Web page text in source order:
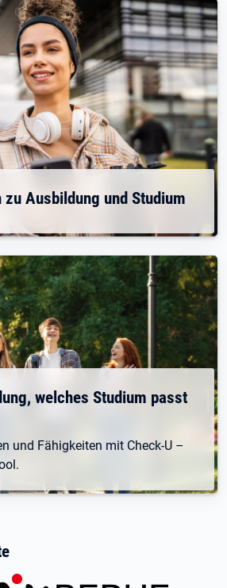
Ausbildung und Studium
welches Studium passt
und Fähigkeiten mit Check-U –